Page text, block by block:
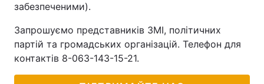
забезпеченими).
Запрошуємо представників ЗМІ, політичних
партій та громадських організацій. Телефон для
контактів 8-063-143-15-21.